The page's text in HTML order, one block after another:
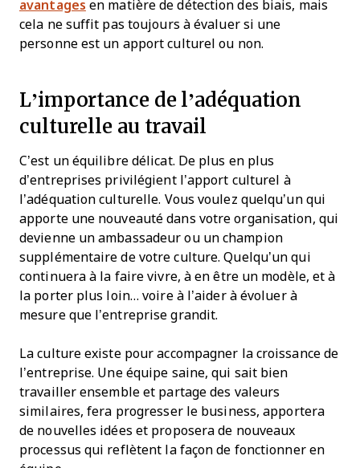
avantages en matière de détection des biais, mais
cela ne suffit pas toujours à évaluer si une
personne est un apport culturel ou non.
L’importance de l’adéquation
culturelle au travail
C’est un équilibre délicat. De plus en plus
d’entreprises privilégient l’apport culturel à
l’adéquation culturelle. Vous voulez quelqu’un qui
apporte une nouveauté dans votre organisation, qui
devienne un ambassadeur ou un champion
supplémentaire de votre culture. Quelqu’un qui
continuera à la faire vivre, à en être un modèle, et à
la porter plus loin… voire à l’aider à évoluer à
mesure que l’entreprise grandit.
La culture existe pour accompagner la croissance de
l’entreprise. Une équipe saine, qui sait bien
travailler ensemble et partage des valeurs
similaires, fera progresser le business, apportera
de nouvelles idées et proposera de nouveaux
processus qui reflètent la façon de fonctionner en